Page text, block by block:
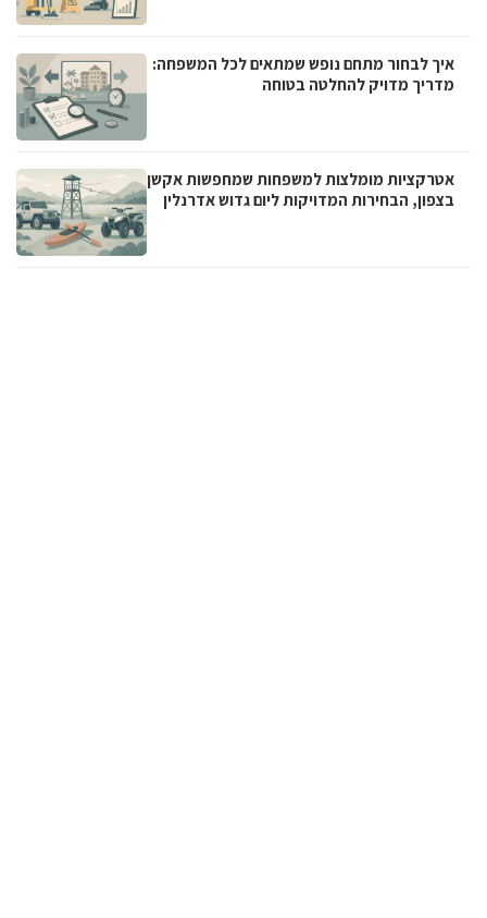
איך לבחור מתחם נופש שמתאים לכל המשפחה:
מדריך מדויק להחלטה בטוחה
אטרקציות מומלצות למשפחות שמחפשות אקשן
בצפון, הבחירות המדויקות ליום גדוש אדרנלין